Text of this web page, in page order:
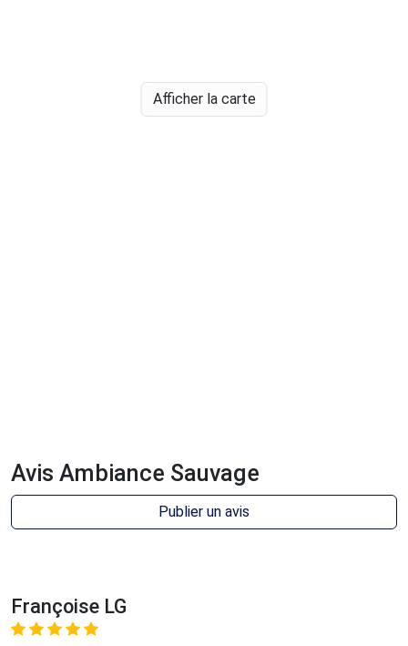
Afficher la carte
Avis Ambiance Sauvage
Publier un avis
Françoise LG